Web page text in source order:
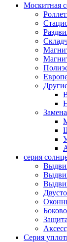
Москитная
серия
Серия